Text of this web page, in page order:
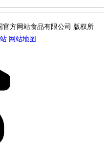
方网站食品有限公司 版权所
网站地图